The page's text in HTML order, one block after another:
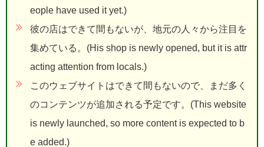
eople have used it yet.)
彼の店はできて間もないが、地元の人々から注目を
集めている。(His shop is newly opened, but it is attr
acting attention from locals.)
このウェブサイトはできて間もないので、まだ多く
のコンテンツが追加される予定です。(This website
is newly launched, so more content is expected to b
e added.)